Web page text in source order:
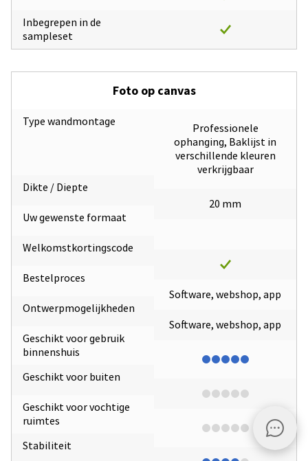
Inbegrepen in de
sampleset
Foto op canvas
Type wandmontage
Dikte / Diepte
Uw gewenste formaat
Welkomstkortingscode
Bestelproces
Ontwerpmogelijkheden
Geschikt voor gebruik
binnenshuis
Geschikt voor buiten
Geschikt voor vochtige
ruimtes
Stabiliteit
Professionele
ophanging, Baklijst in
verschillende kleuren
verkrijgbaar
20 mm
Software, webshop, app
Software, webshop, app